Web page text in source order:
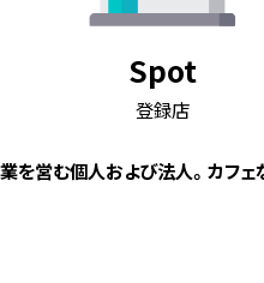
Spot
登録店
を営む個人および法人。カフェ